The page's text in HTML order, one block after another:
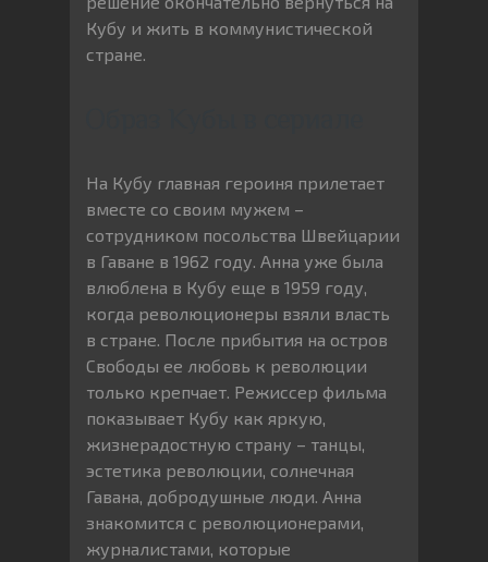
Кубу и жить в коммунистической
стране.
На Кубу главная героиня прилетает
вместе со своим мужем –
сотрудником посольства Швейцарии
в Гаване в 1962 году. Анна уже была
влюблена в Кубу еще в 1959 году,
когда революционеры взяли власть
в стране. После прибытия на остров
Свободы ее любовь к революции
только крепчает. Режиссер фильма
показывает Кубу как яркую,
жизнерадостную страну – танцы,
эстетика революции, солнечная
Гавана, добродушные люди. Анна
знакомится с революционерами,
журналистами, которые